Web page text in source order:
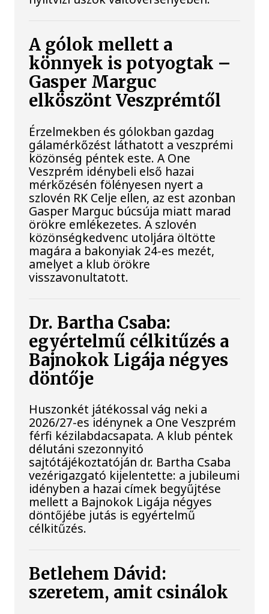
A gólok mellett a
könnyek is potyogtak –
Gasper Marguc
elköszönt Veszprémtől
Érzelmekben és gólokban gazdag
gálamérkőzést láthatott a veszprémi
közönség péntek este. A One
Veszprém idénybeli első hazai
mérkőzésén fölényesen nyert a
szlovén RK Celje ellen, az est azonban
Gasper Marguc búcsúja miatt marad
örökre emlékezetes. A szlovén
közönségkedvenc utoljára öltötte
magára a bakonyiak 24-es mezét,
amelyet a klub örökre
visszavonultatott.
Dr. Bartha Csaba:
egyértelmű célkitűzés a
Bajnokok Ligája négyes
döntője
Huszonkét játékossal vág neki a
2026/27-es idénynek a One Veszprém
férfi kézilabdacsapata. A klub péntek
délutáni szezonnyitó
sajtótájékoztatóján dr. Bartha Csaba
vezérigazgató kijelentette: a jubileumi
idényben a hazai címek begyűjtése
mellett a Bajnokok Ligája négyes
döntőjébe jutás is egyértelmű
célkitűzés.
Betlehem Dávid:
szeretem, amit csinálok